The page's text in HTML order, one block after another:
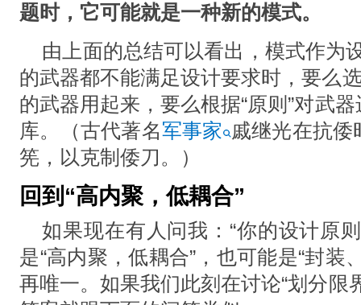
题时，它可能就是一种新的模式。
由上面的总结可以看出，模式作为
的武器都不能满足设计要求时，要么
的武器用起来，要么根据“原则”对武
库。（古代著名军事家 戚继光在抗倭
筅，以克制倭刀。）
回到“高内聚，低耦合”
如果现在有人问我：“你的设计原
是“高内聚，低耦合”，也可能是“封装
再唯一。如果我们此刻在讨论“划分限